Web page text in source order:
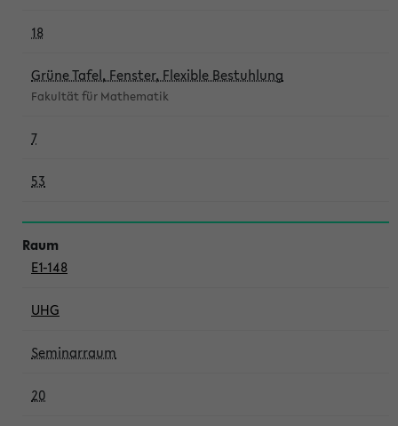
18
Grüne Tafel, Fenster, Flexible Bestuhlung
Fakultät für Mathematik
7
53
E1-148
UHG
Seminarraum
20